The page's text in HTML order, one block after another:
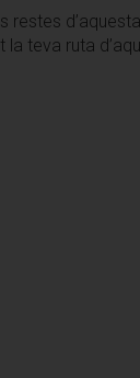
restes
la teva ruta